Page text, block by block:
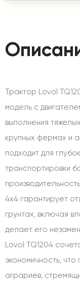
Трактор Lovol
модель с
выполнения
крупных фермах и
подходит для
транспортировки
4x4 гарантирует
грунтах, включая
делает его
Lovol TQ1204
экономичность,
аграриев,